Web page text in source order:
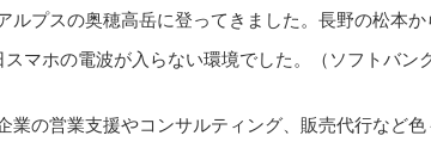
ルプスの奥穂高岳に登ってきました。長野の松本
マホの電波が入らない環境でした。（ソフトバン
業の営業支援やコンサルティング、販売代行など